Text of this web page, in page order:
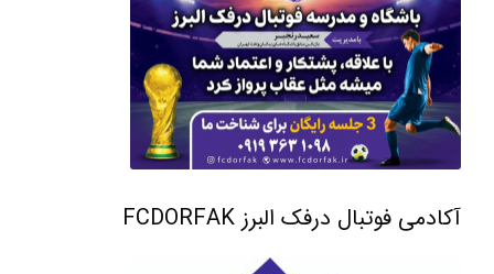
آکادمی فوتبال درفک البرز FCDORFAK